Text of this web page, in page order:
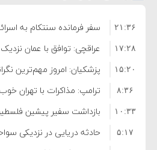
سفر فرمانده سنتکام به ۲۱:۳۶
عراقچی: توافق با عمان
۱۱ درصدی ایران از خزر
۱۷:۲۸
پزشکیان: امروز مهم‌ترین
است
۱۵:۲۰
ترامپ: مذاکرات با تهران ۸:۳۶
بازداشت سفیر پیشین
فساد و اختلاس اموال
۱۰:۳۳
حادثه دریایی در نزدیکی ۵:۱۷